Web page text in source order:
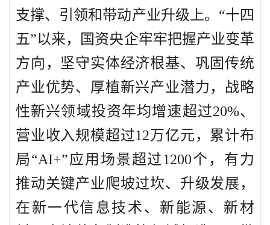
支撑、引领和带动产业升级上。“十四
五”以来，国资央企牢牢把握产业变革
方向，坚守实体经济根基、巩固传统
产业优势、厚植新兴产业潜力，战略
性新兴领域投资年均增速超过20%、
营业收入规模超过12万亿元，累计布
局“AI+”应用场景超过1200个，有力
推动关键产业爬坡过坎、升级发展，
在新一代信息技术、新能源、新材